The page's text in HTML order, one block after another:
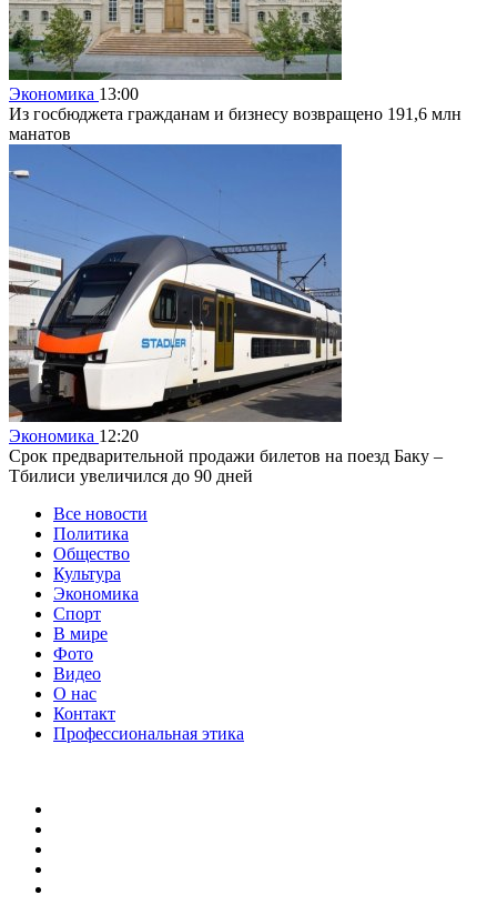
Экономика 13:00
Из госбюджета гражданам и бизнесу возвращено 191,6 млн
манатов
Экономика 12:20
Срок предварительной продажи билетов на поезд Баку –
Тбилиси увеличился до 90 дней
Все новости
Политика
Общество
Культура
Экономика
Спорт
В мире
Фото
Видео
О нас
Контакт
Профессиональная этика